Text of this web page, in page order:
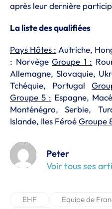
après leur dernière
La liste des qualifiées
Pays Hôtes : Autriche,
: NorvègeGroupe 1 :
Allemagne, Slovaquie,
Tchéquie, Portugal
Groupe 5 : Espagne,
Monténégro, Serbie,
Islande, Iles FéroéGroupe
Peter
Voir tous ses
EHF Equipe de